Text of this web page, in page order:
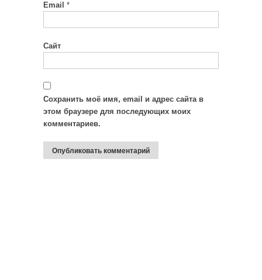
Email *
Сайт
Сохранить моё имя, email и адрес сайта в
этом браузере для последующих моих
комментариев.